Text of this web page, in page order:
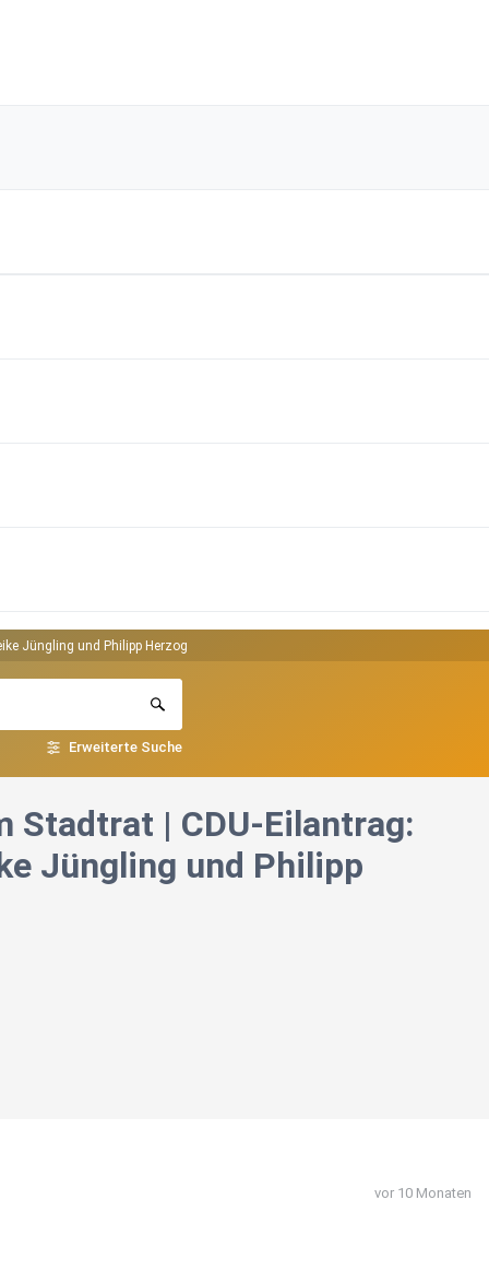
Jüngling und Philipp Herzog
Erweiterte Suche
Stadtrat | CDU-Eilantrag:
Jüngling und Philipp
vor 10 Monaten